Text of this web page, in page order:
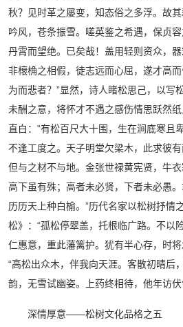
秋？见时革之屡变，知态俗之多浮。故
吟风，苍条振雪。嗟英鉴之希遇，保贞
丹霄而望绝。已矣哉！盖用轻则资众，器
非榱桷之相假，徒志远而心屈，遂才高
为而悲者？”显然，诗人睹松思己，以写
未酬之意，将怀才不遇之感伤情思跃然
直白：“有松百尺大十围，生在涧底寒且
不逢工度之。天子明堂欠梁木，此求彼有
但与之材不与地。金张世禄黄宪贤，牛衣
高下虽有殊；高者未必贤，下者未必愚。
历历天上种白榆。”历代名家以松树抒情
松》：“孤松停翠盖，托根临广路。不以
仁惠意，重此藩篱护。犹有半心存，时将
“高松出众木，伴我向天涯。客散初晴后
韵，无雪试幽姿。上药终相待，他年访伏
深情厚意——松树文化品格之五